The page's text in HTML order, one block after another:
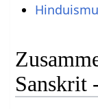
Sanskrit